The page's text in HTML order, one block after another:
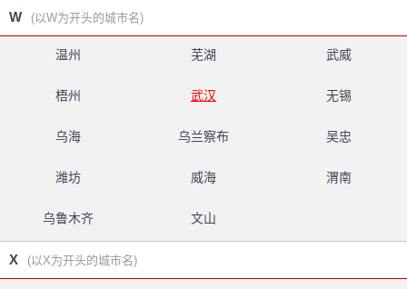
W (以W为开头的城市名)
温州 芜湖 武威
梧州 武汉 无锡
乌海 乌兰察布 吴忠
潍坊 威海 渭南
乌鲁木齐 文山
X (以X为开头的城市名)